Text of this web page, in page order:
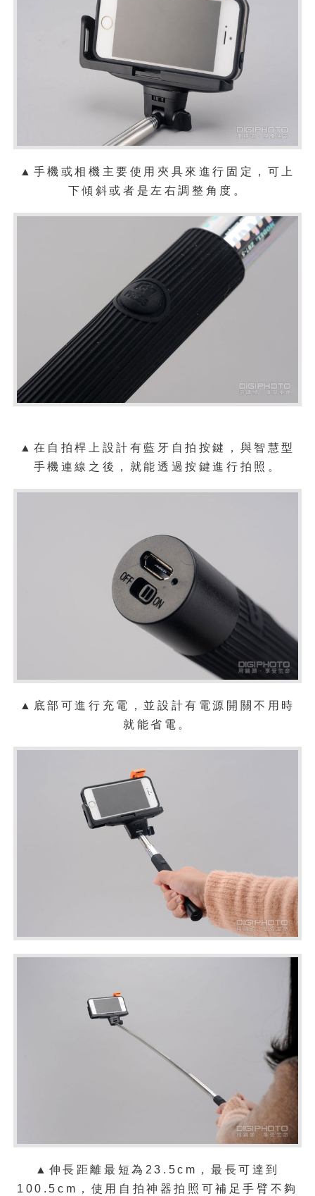
▲手機或相機主要使用夾具來進行固定，可上
下傾斜或者是左右調整角度。
▲在自拍桿上設計有藍牙自拍按鍵，與智慧型
手機連線之後，就能透過按鍵進行拍照。
▲底部可進行充電，並設計有電源開關不用時
就能省電。
▲伸長距離最短為23.5cm，最長可達到
100.5cm，使用自拍神器拍照可補足手臂不夠